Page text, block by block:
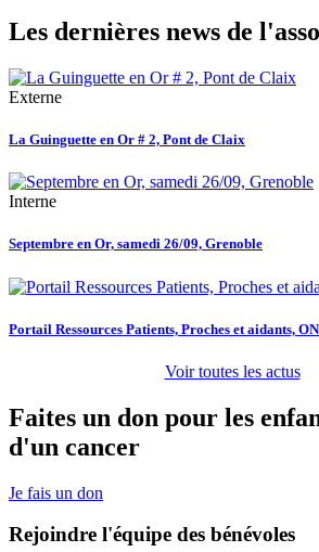
Les dernières news de
Externe
La Guinguette en Or # 2, Pont de Claix
Interne
Septembre en Or, samedi 26/09, Grenoble
Portail Ressources Patients, Proches et aidants,
Voir toutes les actus
Faites un don pour les
d'un cancer
Je fais un don
Rejoindre l'équipe des bénévoles